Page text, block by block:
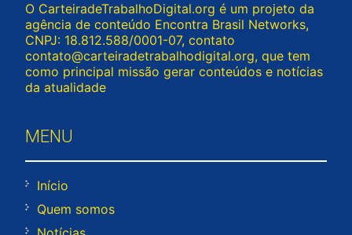
O CarteiradeTrabalhoDigital.org é um projeto da
agência de conteúdo Encontra Brasil Networks,
CNPJ: 18.812.588/0001-07, contato
contato@carteiradetrabalhodigital.org, que tem
como principal missão gerar conteúdos e notícias
da atualidade
MENU
Início
Quem somos